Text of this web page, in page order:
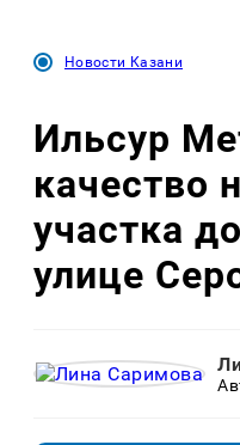
Новости Казани
Ильсур
качество
участка
улице